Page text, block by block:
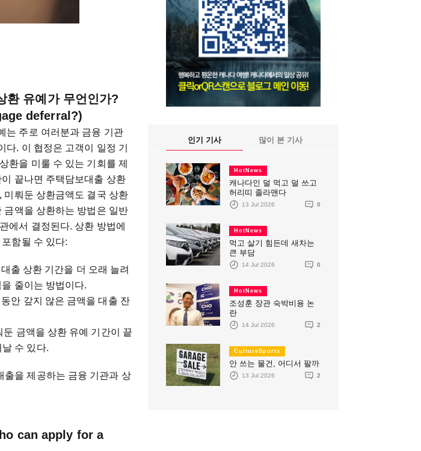
환 유예가 무언인가?
deferral?)
는 주로 여러분과 금융 기관
다. 이 협정은 고객이 일정 기
환을 미룰 수 있는 기회를 제
끝나면 주택담보대출 상환
미뤄둔 상환금액도 결국 상환
금액을 상환하는 방법은 일반
에서 결정된다. 상환 방법에
함될 수 있다:
출 상환 기간을 더 오래 늘려
줄이는 방법이다.
안 갚지 않은 금액을 대출 잔
금액을 상환 유예 기간이 끝
수 있다.
출을 제공하는 금융 기관과 상
can apply for a
인기 기사 많이 본 기사
HotNews
캐나다인 덜 먹고 덜 쓰고
허리띠 졸라맨다
13 Jul 2026 0
HotNews
먹고 살기 힘든데 새차는
큰 부담
14 Jul 2026 0
HotNews
조성훈 장관 숙박비용 논
란
14 Jul 2026 2
CultureSports
안 쓰는 물건, 어디서 팔까
13 Jul 2026 2